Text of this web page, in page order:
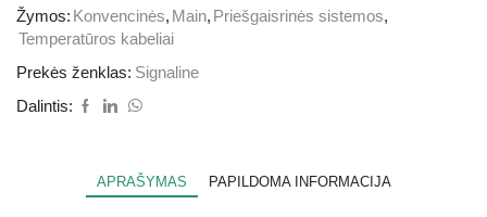
Žymos: Konvencinės, Main, Priešgaisrinės sistemos,
Temperatūros kabeliai
Prekės ženklas: Signaline
Dalintis:
APRAŠYMAS PAPILDOMA INFORMACIJA